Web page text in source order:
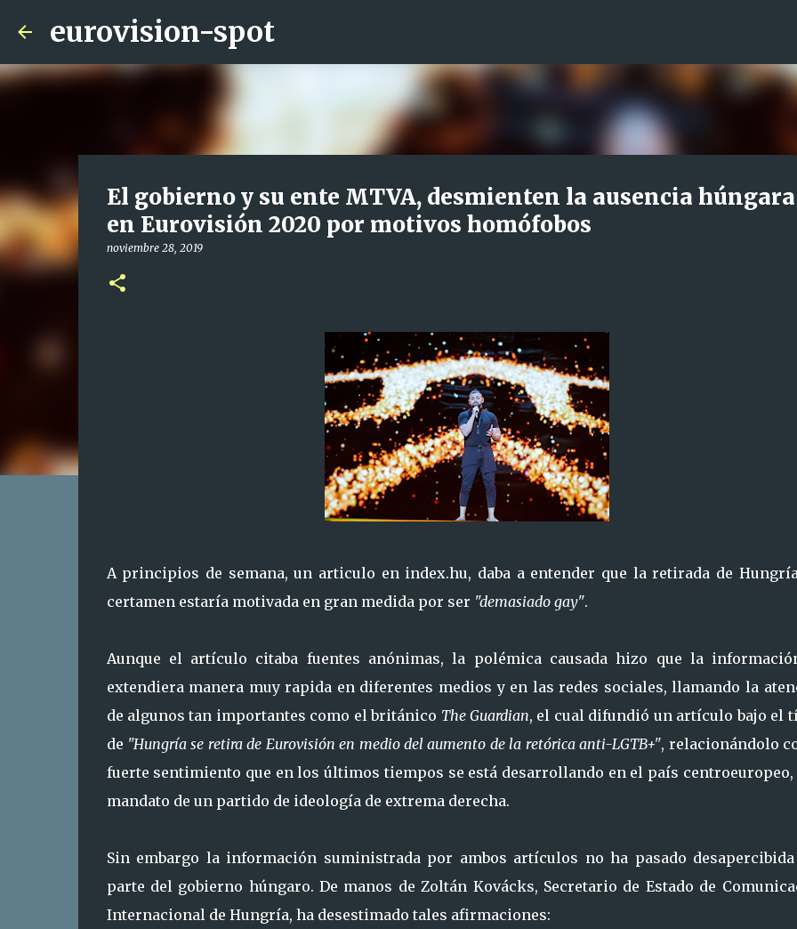
eurovision-spot
El gobierno y su ente MTVA, desmienten la ausencia húngara
en Eurovisión 2020 por motivos homófobos
noviembre 28, 2019
A principios de semana, un articulo en index.hu, daba a entender que la retirada de
certamen estaría motivada en gran medida por ser "demasiado gay".
Aunque el artículo citaba fuentes anónimas, la polémica causada hizo que la
extendiera manera muy rapida en diferentes medios y en las redes sociales, llamando la
de algunos tan importantes como el británico The Guardian, el cual difundió un artículo bajo el
de "Hungría se retira de Eurovisión en medio del aumento de la retórica anti-LGTB+", relacionándolo
fuerte sentimiento que en los últimos tiempos se está desarrollando en el país centroeuropeo,
mandato de un partido de ideología de extrema derecha.
Sin embargo la información suministrada por ambos artículos no ha pasado
parte del gobierno húngaro. De manos de Zoltán Kovácks, Secretario de Estado de
Internacional de Hungría, ha desestimado tales afirmaciones: